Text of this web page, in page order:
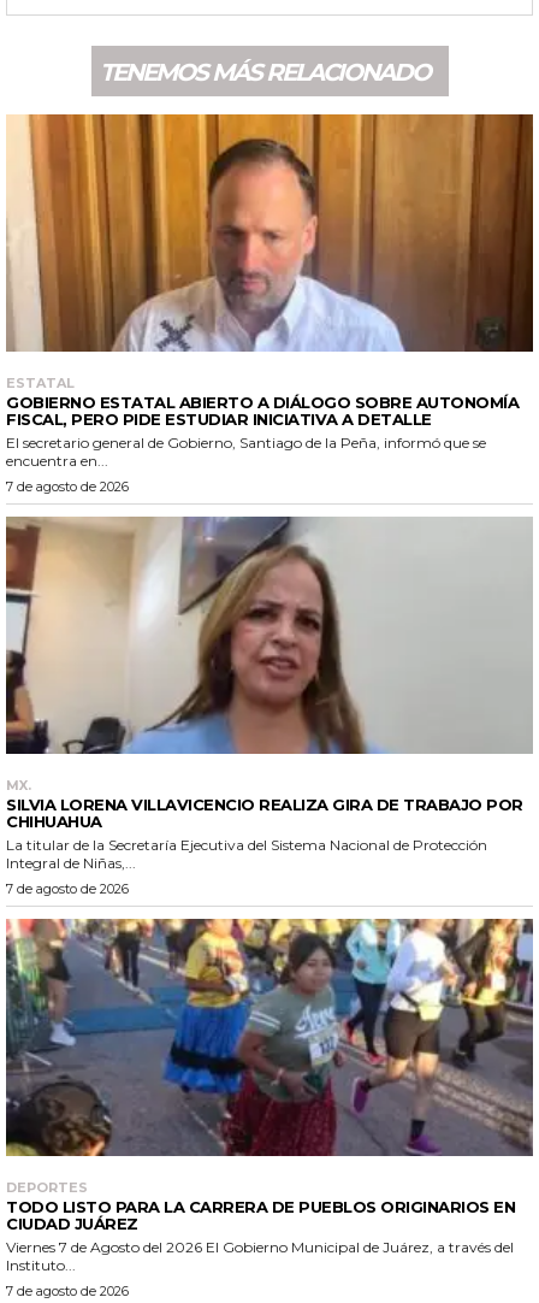
TENEMOS MÁS RELACIONADO
ESTATAL
GOBIERNO ESTATAL ABIERTO A DIÁLOGO SOBRE AUTONOMÍA
FISCAL, PERO PIDE ESTUDIAR INICIATIVA A DETALLE
El secretario general de Gobierno, Santiago de la Peña, informó que se
encuentra en...
7 de agosto de 2026
MX.
SILVIA LORENA VILLAVICENCIO REALIZA GIRA DE TRABAJO POR
CHIHUAHUA
La titular de la Secretaría Ejecutiva del Sistema Nacional de Protección
Integral de Niñas,...
7 de agosto de 2026
DEPORTES
TODO LISTO PARA LA CARRERA DE PUEBLOS ORIGINARIOS EN
CIUDAD JUÁREZ
Viernes 7 de Agosto del 2026 El Gobierno Municipal de Juárez, a través del
Instituto...
7 de agosto de 2026